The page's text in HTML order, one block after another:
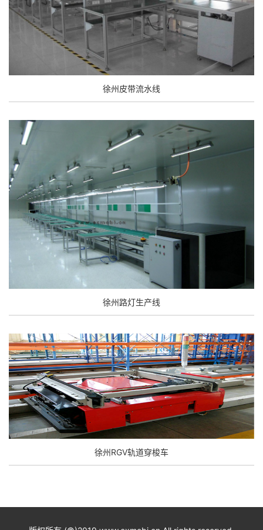
徐州皮带流水线
徐州路灯生产线
徐州RGV轨道穿梭车